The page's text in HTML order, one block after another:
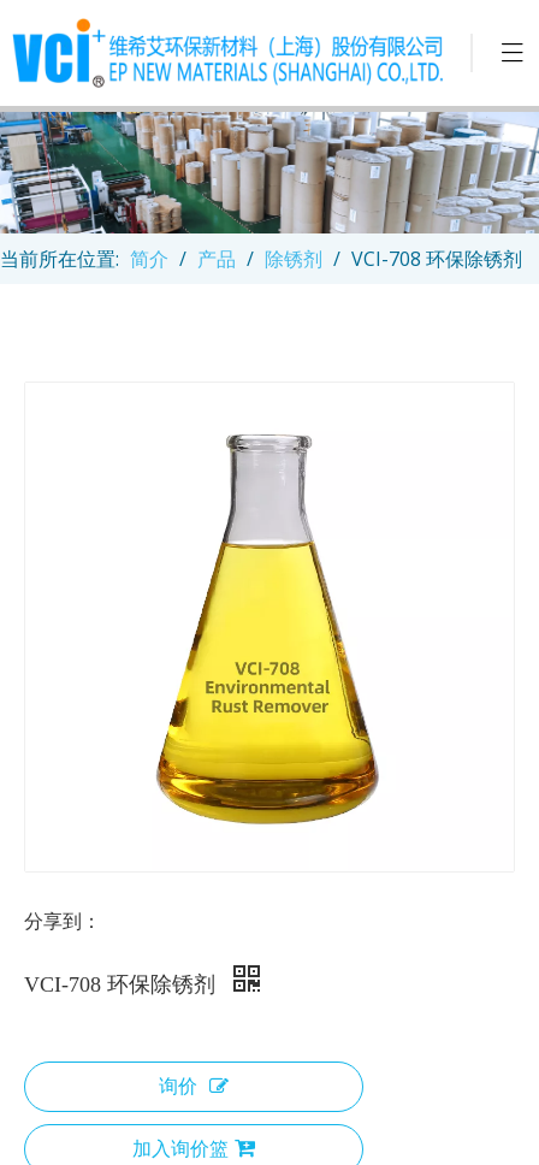
当前所在位置: 简介 / 产品 / 除锈剂 / VCI-708 环保除锈剂
分享到：
VCI-708 环保除锈剂
询价
加入询价篮